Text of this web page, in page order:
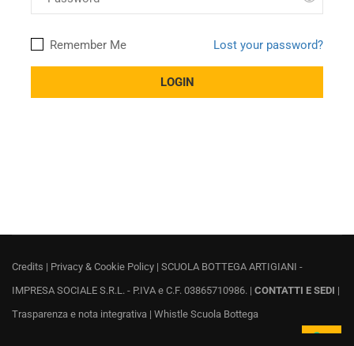
Lost your password?
Remember Me
Credits | Privacy & Cookie Policy | SCUOLA BOTTEGA ARTIGIANI -
IMPRESA SOCIALE S.R.L. - P.IVA e C.F. 03865710986. | CONTATTI E SEDI |
Trasparenza e nota integrativa | Whistle Scuola Bottega